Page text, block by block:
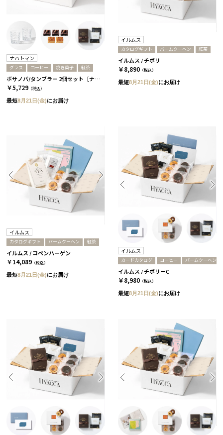
ナハトマン
グラス コーヒー 焼き菓子 紅茶
ボサノバ/タンブラー 2個セット［ナハトマン］+焼き菓子+コーヒーor紅茶 紅茶
￥5,729 （税込）
最短8月21日(金)にお届け
イルムス
カタログギフト バームクーヘン 紅茶
イルムス / チボリ
￥8,890 （税込）
最短8月21日(金)にお届け
イルムス
カタログギフト バームクーヘン 紅茶
イルムス / コペンハーゲン
￥14,089 （税込）
最短8月21日(金)にお届け
イルムス
カードカタログ コーヒー バームクーヘン
イルムス / チボリーC
￥8,980 （税込）
最短8月21日(金)にお届け